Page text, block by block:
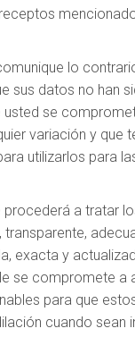
lo
sus datos no han
se
variación y que
utilizarlos para
procederá a tratar
transparente,
exacta y
se compromete a
para que
cuando sean